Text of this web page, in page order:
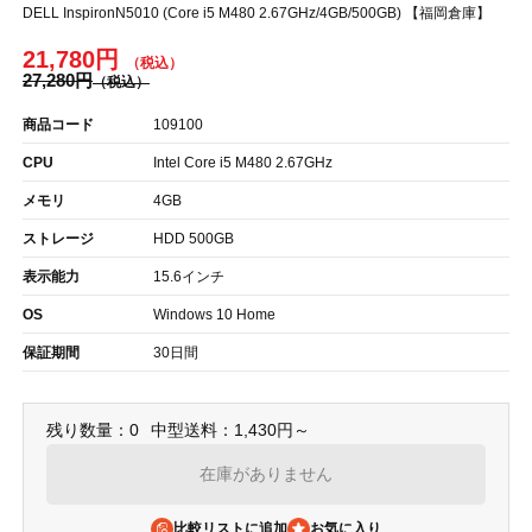
DELL InspironN5010 (Core i5 M480 2.67GHz/4GB/500GB) 【福岡倉庫】
21,780円
27,280円
商品コード 109100
CPU Intel Core i5 M480 2.67GHz
メモリ 4GB
ストレージ HDD 500GB
表示能力 15.6インチ
OS Windows 10 Home
保証期間 30日間
残り数量：0 中型送料：1,430円～
在庫がありません
比較リストに追加